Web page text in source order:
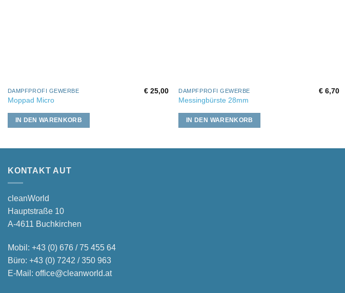
DAMPFPROFI GEWERBE
Moppad Micro
€25,00
IN DEN WARENKORB
DAMPFPROFI GEWERBE
Messingbürste 28mm
€ 6,70
IN DEN WARENKORB
KONTAKT AUT
cleanWorld
Hauptstraße 10
A-4611 Buchkirchen
Mobil: +43 (0) 676 / 75 455 64
Büro: +43 (0) 7242 / 350 963
E-Mail: office@cleanworld.at